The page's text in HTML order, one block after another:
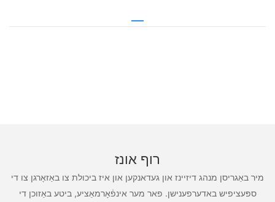
רוף אונז
מיר באַגריסן מנהג דיזיינז און געדאנקען און איז ביכולת צו באַזאָרגן צו די
ספּעציפיש באדערפענישן. פאר מער אינפֿאָרמאַציע, ביטע באַזוכן די